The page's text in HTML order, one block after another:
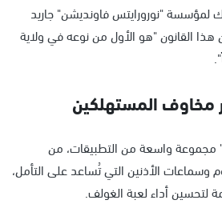
"نورورايتس فاونديشن" جاريد
القانون "هو الأول من نوعه في ولاية
مخاوف المستهلكين
مجموعة واسعة من التطبيقات، من
وسماعات الأذنين التي تُساعد على التأمل،
لتحسين أداء لعبة الغولف.